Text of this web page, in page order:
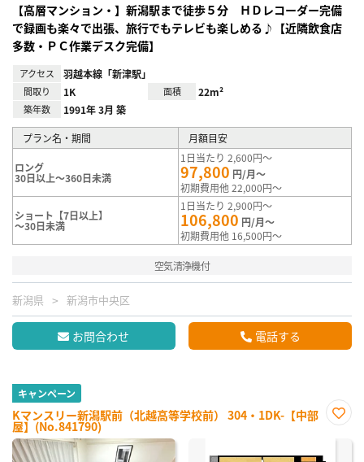
【高層マンション・】新潟駅まで徒歩５分 ＨＤレコーダー完備
で録画も楽々で出張、旅行でもテレビも楽しめる♪【近隣飲食店
多数・ＰＣ作業デスク完備】
アクセス 羽越本線「新津駅」
間取り 1K 面積 22m²
築年数 1991年 3月 築
プラン名・期間 月額目安
ロング
30日以上～360日未満
1日当たり 2,600円～
97,800 円/月～
初期費用他 22,000円～
ショート【7日以上】
～30日未満
1日当たり 2,900円～
106,800 円/月～
初期費用他 16,500円～
空気清浄機付
新潟県 新潟市中央区
お問合わせ 電話する
キャンペーン
Kマンスリー新潟駅前（北越高等学校前） 304・1DK-【中部
屋】(No.841790)
に入